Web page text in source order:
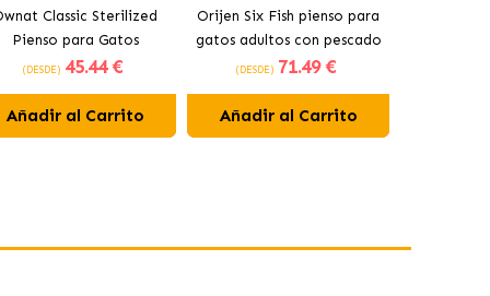
Classic Sterilized
Pienso para Gatos
Esterilizados
(DESDE) 45.44 €
Añadir al Carrito
Orijen Six Fish pienso para
gatos adultos con pescado
(DESDE) 71.49 €
Añadir al Carrito